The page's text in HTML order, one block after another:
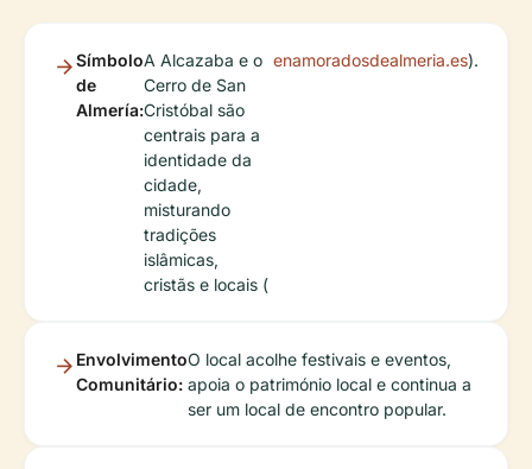
Símbolo
de
Almería:
A Alcazaba e o
Cerro de San
Cristóbal são
centrais para a
identidade da
cidade,
misturando
tradições
islâmicas,
cristãs e locais (
enamoradosdealmeria.es).
Envolvimento
Comunitário:
O local acolhe festivais e eventos,
apoia o património local e continua a
ser um local de encontro popular.